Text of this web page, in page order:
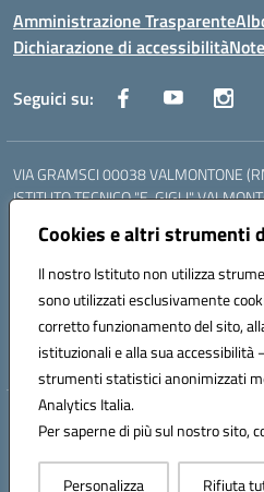
Cookies e altri strumenti
Il nostro Istituto non utilizza
sono utilizzati esclusivamente
corretto funzionamento del sito,
istituzionali e alla sua accessibilità
strumenti statistici anonimizzati
Analytics Italia.
Per saperne di più sul nostro sito,
Personalizza Rifiuta
Amministrazione Trasparente
Dichiarazione di accessibilità
Seguici su:
VIA GRAMSCI 00038 VALMONTONE
ISTITUTO TECNICO "E. GIGLI"
06121126825
LICEO DELLE SCIENZE UMANE "P.L.
Mail: RMIS099002@istruzione.it -
Codice meccanografico: RMIS099002
Codice fiscale: 95036960581
Hosting & Powered
Concept & Design